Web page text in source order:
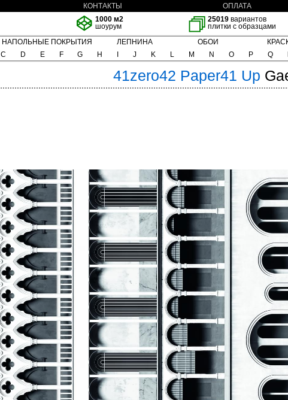
КОНТАКТЫ ОПЛАТА
1000 м2
шоурум
25019 вариантов
плитки с образцами
НАПОЛЬНЫЕ ПОКРЫТИЯ ЛЕПНИНА ОБОИ
C D E F G H J K L M N O P Q
41zero42 Paper41 Up